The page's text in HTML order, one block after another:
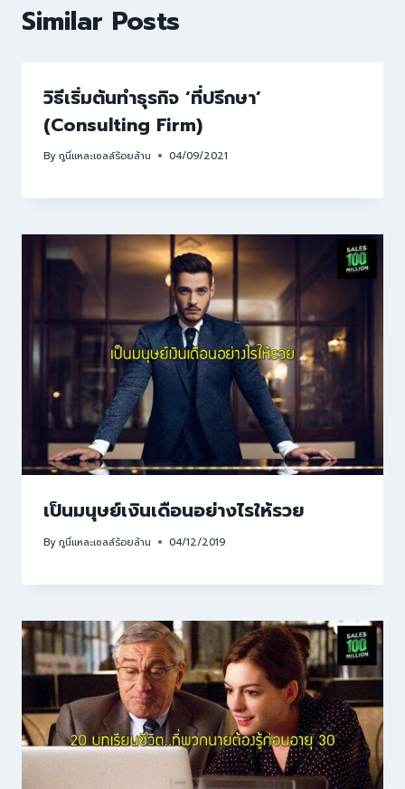
Similar Posts
วิธีเริ่มต้นทำธุรกิจ ‘ที่ปรึกษา’
(Consulting Firm)
Byกูนี่แหละเซลล์ร้อยล้าน 04/09/2021
เป็นมนุษย์เงินเดือนอย่างไรให้รวย
Byกูนี่แหละเซลล์ร้อยล้าน 04/12/2019